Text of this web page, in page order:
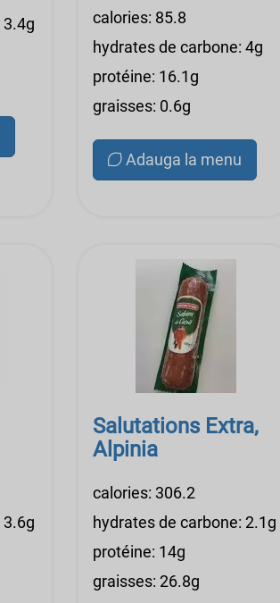
calories: 85.8
hydrates de carbone: 4g
protéine: 16.1g
graisses: 0.6g
Adauga la menu
Salutations Extra,
Alpinia
calories: 306.2
hydrates de carbone: 2.1g
protéine: 14g
graisses: 26.8g